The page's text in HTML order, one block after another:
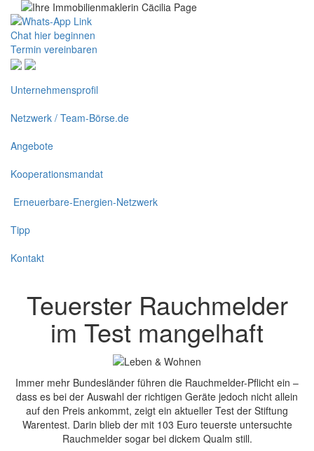
Chat hier beginnen
Termin vereinbaren
Unternehmensprofil
Netzwerk / Team-Börse.de
Angebote
Kooperationsmandat
Erneuerbare-Energien-Netzwerk
Tipp
Kontakt
Teuerster Rauchmelder
im Test mangelhaft
Immer mehr Bundesländer führen die Rauchmelder-Pflicht ein –
dass es bei der Auswahl der richtigen Geräte jedoch nicht allein
auf den Preis ankommt, zeigt ein aktueller Test der Stiftung
Warentest. Darin blieb der mit 103 Euro teuerste untersuchte
Rauchmelder sogar bei dickem Qualm still.